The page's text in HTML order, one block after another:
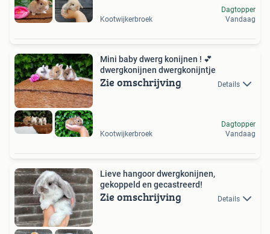
Kootwijkerbroek
Dagtopper
Vandaag
Mini baby dwerg konijnen ! 💕
dwergkonijnen dwergkonijntje
Zie omschrijving Details
Kootwijkerbroek
Dagtopper
Vandaag
Lieve hangoor dwergkonijnen,
gekoppeld en gecastreerd!
Zie omschrijving Details